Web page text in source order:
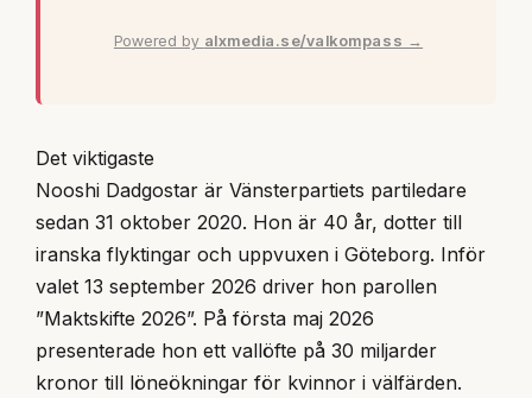
Det viktigaste
Nooshi Dadgostar är Vänsterpartiets partiledare
sedan 31 oktober 2020. Hon är 40 år, dotter till
iranska flyktingar och uppvuxen i Göteborg. Inför
valet 13 september 2026 driver hon parollen
”Maktskifte 2026”. På första maj 2026
presenterade hon ett vallöfte på 30 miljarder
kronor till löneökningar för kvinnor i välfärden.